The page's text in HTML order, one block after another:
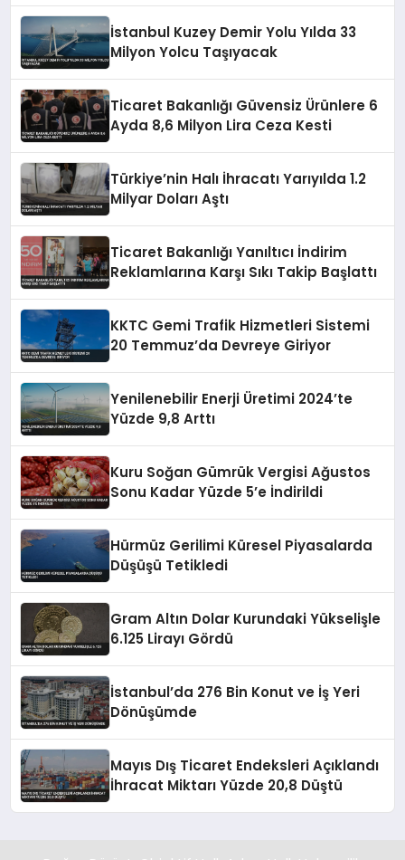
İstanbul Kuzey Demir Yolu Yılda 33
Milyon Yolcu Taşıyacak
Ticaret Bakanlığı Güvensiz Ürünlere 6
Ayda 8,6 Milyon Lira Ceza Kesti
Türkiye’nin Halı İhracatı Yarıyılda 1.2
Milyar Doları Aştı
Ticaret Bakanlığı Yanıltıcı İndirim
Reklamlarına Karşı Sıkı Takip Başlattı
KKTC Gemi Trafik Hizmetleri Sistemi
20 Temmuz’da Devreye Giriyor
Yenilenebilir Enerji Üretimi 2024’te
Yüzde 9,8 Arttı
Kuru Soğan Gümrük Vergisi Ağustos
Sonu Kadar Yüzde 5’e İndirildi
Hürmüz Gerilimi Küresel Piyasalarda
Düşüşü Tetikledi
Gram Altın Dolar Kurundaki Yükselişle
6.125 Lirayı Gördü
İstanbul’da 276 Bin Konut ve İş Yeri
Dönüşümde
Mayıs Dış Ticaret Endeksleri Açıklandı
İhracat Miktarı Yüzde 20,8 Düştü